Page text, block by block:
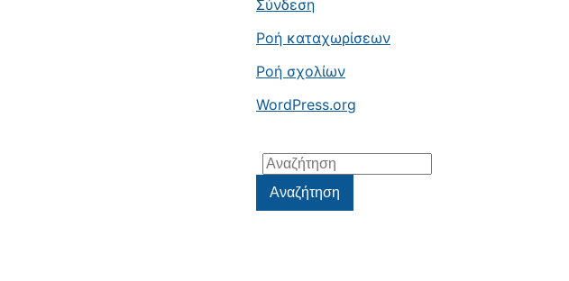
Σύνδεση
Ροή καταχωρίσεων
Ροή σχολίων
WordPress.org
Αναζήτηση
για:Αναζήτηση